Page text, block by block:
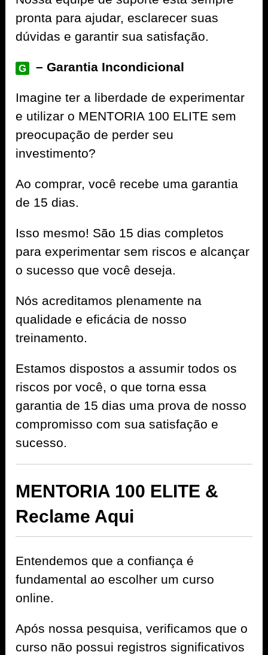
pronta para ajudar, esclarecer suas
dúvidas e garantir sua satisfação.
G – Garantia Incondicional
Imagine ter a liberdade de experimentar
e utilizar o MENTORIA 100 ELITE sem
preocupação de perder seu
investimento?
Ao comprar, você recebe uma garantia
de 15 dias.
Isso mesmo! São 15 dias completos
para experimentar sem riscos e alcançar
o sucesso que você deseja.
Nós acreditamos plenamente na
qualidade e eficácia de nosso
treinamento.
Estamos dispostos a assumir todos os
riscos por você, o que torna essa
garantia de 15 dias uma prova de nosso
compromisso com sua satisfação e
sucesso.
MENTORIA 100 ELITE &
Reclame Aqui
Entendemos que a confiança é
fundamental ao escolher um curso
online.
Após nossa pesquisa, verificamos que o
curso não possui registros significativos